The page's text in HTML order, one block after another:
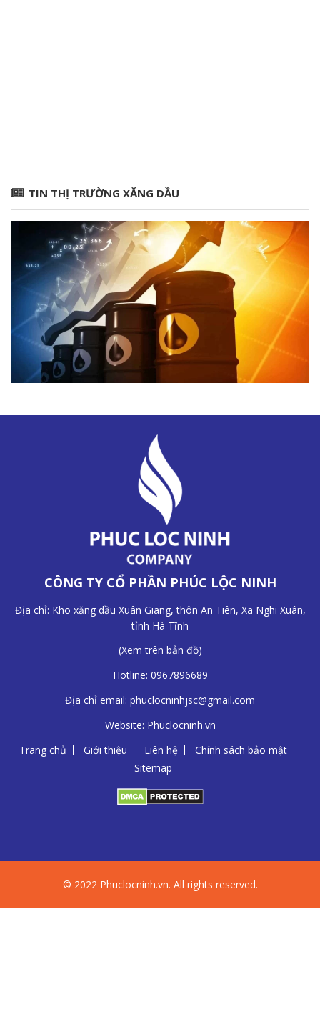
TIN THỊ TRƯỜNG XĂNG DẦU
CÔNG TY CỔ PHẦN PHÚC LỘC NINH
Địa chỉ: Kho xăng dầu Xuân Giang, thôn An Tiên, Xã Nghi Xuân,
tỉnh Hà Tĩnh
(Xem trên bản đồ)
Hotline: 0967896689
Địa chỉ email: phuclocninhjsc@gmail.com
Website: Phuclocninh.vn
Trang chủ
Giới thiệu Liên hệ
Chính sách bảo mật
Sitemap
© 2022 Phuclocninh.vn. All rights reserved.